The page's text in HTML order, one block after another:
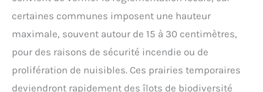
certaines communes imposent une hauteur
maximale, souvent autour de 15 à 30 centimètres,
pour des raisons de sécurité incendie ou de
prolifération de nuisibles. Ces prairies temporaires
deviendront rapidement des îlots de biodiversité